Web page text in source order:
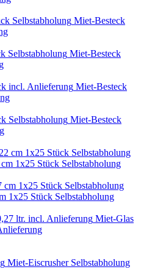
Miet-Besteck
Miet-Besteck
Miet-Besteck
Miet-Besteck
1x25 Stück Selbstabholung
1x25 Stück Selbstabholung
Miet-Glas
Miet-Eiscrusher Selbstabholung